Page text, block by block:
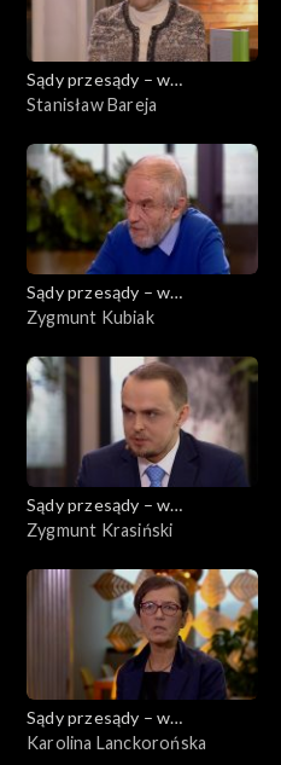
Sądy przesądy – w
powiększeniu
Stanisław Bareja
Sądy przesądy – w
powiększeniu
Zygmunt Kubiak
Sądy przesądy – w
powiększeniu
Zygmunt Krasiński
Sądy przesądy – w
powiększeniu
Karolina Lanckorońska